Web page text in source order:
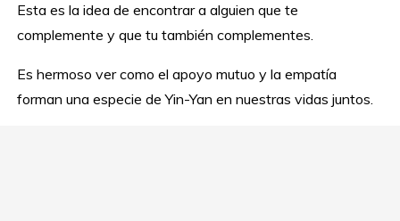
Esta es la idea de encontrar a alguien que te
complemente y que tu también complementes.
Es hermoso ver como el apoyo mutuo y la empatía
forman una especie de Yin-Yan en nuestras vidas juntos.